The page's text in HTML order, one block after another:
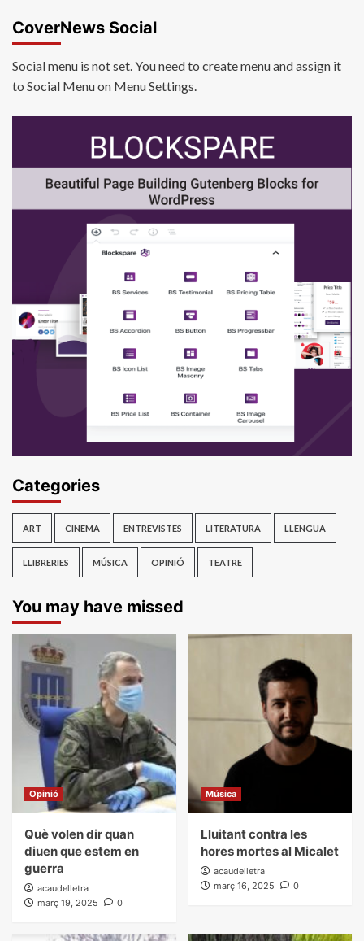
CoverNews Social
Social menu is not set. You need to create menu and assign it
to Social Menu on Menu Settings.
Categories
ART CINEMA ENTREVISTES LITERATURA LLENGUA
LLIBRERIES MÚSICA OPINIÓ TEATRE
You may have missed
Opinió
Què volen dir quan
diuen que estem en
guerra
acaudelletra
març 19, 2025
0
Música
Lluitant contra les
hores mortes al Micalet
acaudelletra
març 16, 2025
0